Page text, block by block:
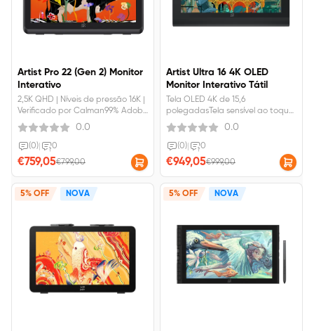
Artist Pro 22 (Gen 2) Monitor
Interativo
2,5K QHD | Níveis de pressão 16K |
Verificado por Calman99% Adobe
RGBVidro nanogravado AG
totalmente laminado
0.0
(0) 0
€759,05€799,00
Artist Ultra 16 4K OLED
Monitor Interativo Tátil
Tela OLED 4K de 15,6
polegadasTela sensível ao toque
de última geraçãoNíveis de
pressão de 16KCaneta dupla da
série X3 Pro
0.0
(0) 0
€949,05€999,00
5% OFF NOVA 5% OFF NOVA